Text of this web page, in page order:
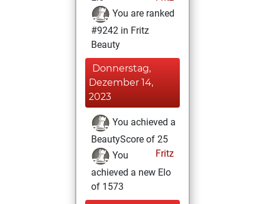
You are ranked
#9242 in Fritz
Beauty
Donnerstag,
Dezember 14,
2023
You achieved a
BeautyScore of 25
Fritz
You
achieved a new Elo
of 1573